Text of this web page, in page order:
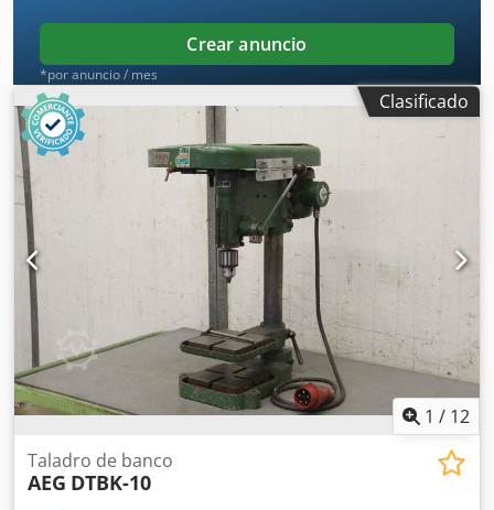
Crear anuncio
*por anuncio / mes
Clasificado
1 / 12
Taladro de banco
AEG DTBK-10